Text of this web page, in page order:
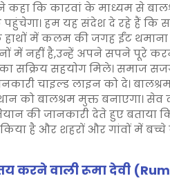
कहा कि कारवां के माध्यम से
हम यह संदेश दे रहे हैं कि
हाथों में कलम की जगह ईंट
में नहीं है,उन्हें अपने सपने पूरे
सक्रिय सहयोग मिले। समाज
चाइल्ड लाइन को दे।
को बालश्रम मुक्त बनाएगा। सेव
की जानकारी देते हुए बताया
किया है और शहरों और गांवों में
करने वाली रूमा देवी